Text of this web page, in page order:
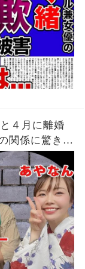
４月に離婚
関係に驚きを
婦の精神崩壊